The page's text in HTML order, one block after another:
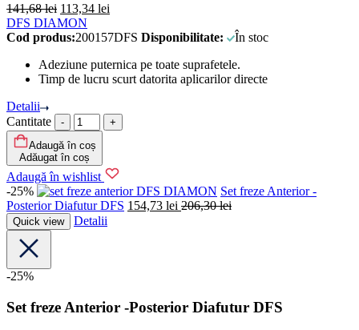
141,68lei 113,34 lei
DFS DIAMON
Cod produs:200157DFS Disponibilitate:
În stoc
Adeziune puternica pe toate suprafetele.
Timp de lucru scurt datorita aplicarilor directe
Detalii
Cantitate
Adaugă în coș
Adăugat în coș
Adaugă în wishlist
-25%
DFS DIAMON Set freze Anterior -
Posterior Diafutur DFS 154,73 lei 206,30lei
Quick view Detalii
-25%
Set freze Anterior -Posterior Diafutur DFS